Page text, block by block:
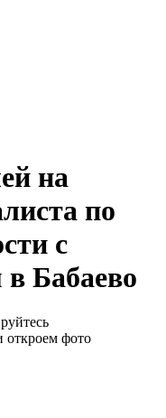
на
по
с
Бабаево
откроем фото